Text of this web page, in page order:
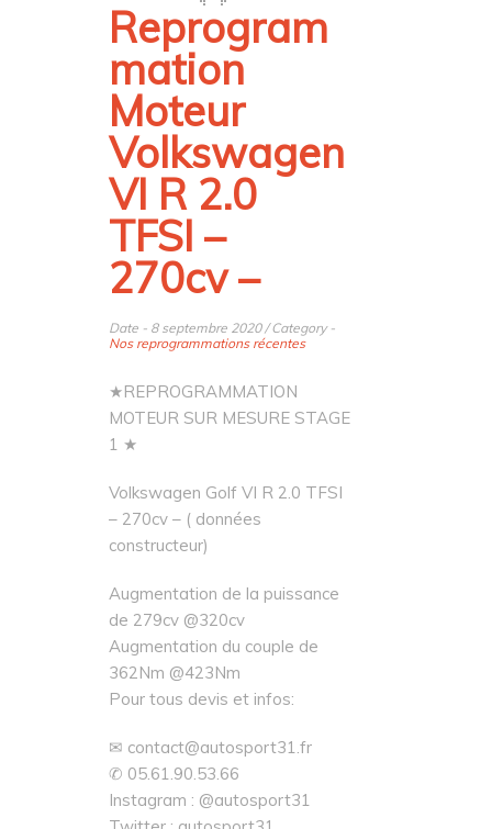
Reprogram
mation
Moteur
Volkswagen
VI R 2.0
TFSI –
270cv –
Date - 8 septembre 2020 / Category -
Nos reprogrammations récentes
★REPROGRAMMATION
MOTEUR SUR MESURE STAGE
1 ★
Volkswagen Golf VI R 2.0 TFSI
– 270cv – ( données
constructeur)
Augmentation de la puissance
de 279cv @320cv
Augmentation du couple de
362Nm @423Nm
Pour tous devis et infos:
✉ contact@autosport31.fr
✆ 05.61.90.53.66
Instagram : @autosport31